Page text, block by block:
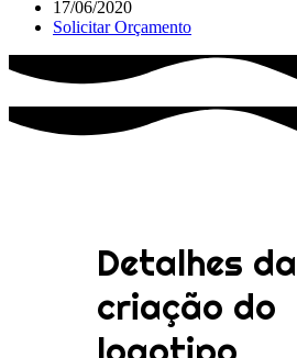
17/06/2020
Solicitar Orçamento
Detalhes da
criação do